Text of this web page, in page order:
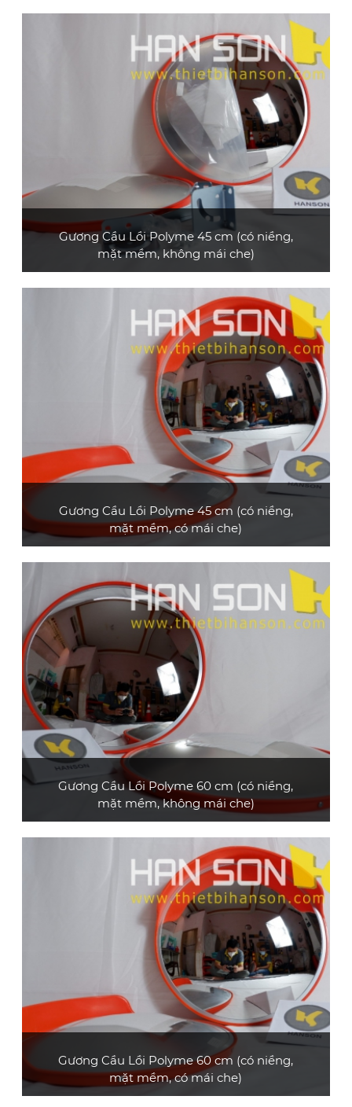
XEM CHI TIẾT
Gương Cầu Lồi Polyme 45 cm (có niềng,
mặt mềm, không mái che)
kính 45 cm, không có mái che
XEM CHI TIẾT
Gương Cầu Lồi Polyme 45 cm (có niềng,
mặt mềm, có mái che)
kính 45 cm, có mái che
XEM CHI TIẾT
Gương Cầu Lồi Polyme 60 cm (có niềng,
mặt mềm, không mái che)
kính 60 cm, không có mái che
XEM CHI TIẾT
Gương Cầu Lồi Polyme 60 cm (có niềng,
mặt mềm, có mái che)